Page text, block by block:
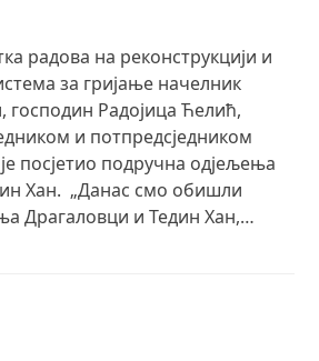
радова на реконструкцији и
за гријање начелник
Радојица Ћелић,
и потпредсједником
посјетио подручна одјељења
Хан. „Данас смо обишли
Драгаловци и Тедин Хан,…